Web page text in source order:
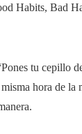
Habits, Bad
tu cepillo
hora de